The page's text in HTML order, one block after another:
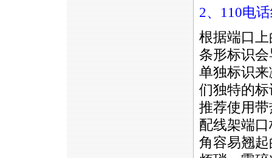
2、110电
根据端口
条形标识
单独标识
们独特的
推荐使用
配线架端
角容易翘